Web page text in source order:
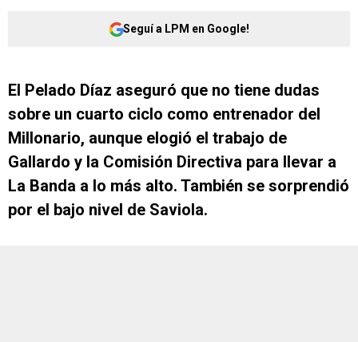
Seguí a LPM en Google!
El Pelado Díaz aseguró que no tiene dudas
sobre un cuarto ciclo como entrenador del
Millonario, aunque elogió el trabajo de
Gallardo y la Comisión Directiva para llevar a
La Banda a lo más alto. También se sorprendió
por el bajo nivel de Saviola.